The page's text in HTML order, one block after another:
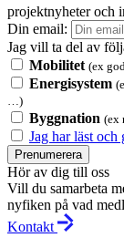
projektnyheter och
Din email:
Jag vill ta del av
Mobilitet (ex
Energisystem
…)
Byggnation (ex
Jag har läst
Prenumerera
Hör av dig till oss
Vill du samarbeta
nyfiken på vad
Kontakt